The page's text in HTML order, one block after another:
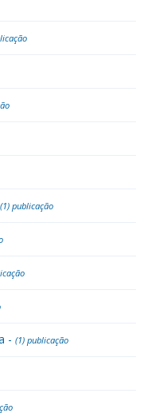
(1) publicação
- (1) publicação